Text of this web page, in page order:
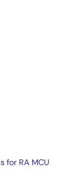
video
and many
with
for RA MCU